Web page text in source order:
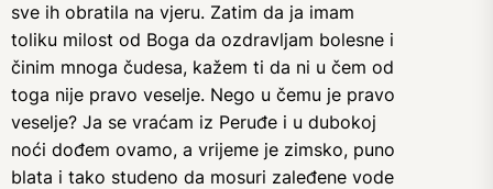
sve ih obratila na vjeru. Zatim da ja imam
toliku milost od Boga da ozdravljam bolesne i
činim mnoga čudesa, kažem ti da ni u čem od
toga nije pravo veselje. Nego u čemu je pravo
veselje? Ja se vraćam iz Peruđe i u dubokoj
noći dođem ovamo, a vrijeme je zimsko, puno
blata i tako studeno da mosuri zaleđene vode